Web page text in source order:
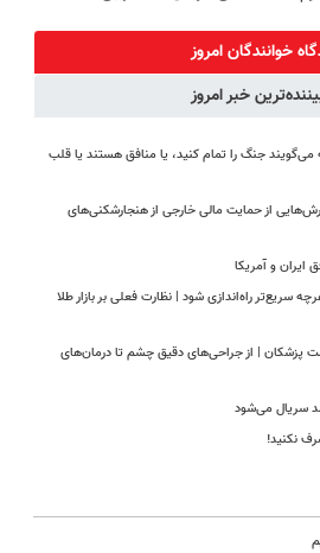
◗پرسش‌نامه◖
خوانندگان امروز
خبر امروز
جنگ را تمام کنید، یا منافق هستند یا قلب
از حمایت مالی خارجی از هنجارشکنی‌های
ایران و آمریکا
سریع‌تر راه‌اندازی شود | نظارت فعلی بر بازار طلا
پزشکان | از جراحی‌های دقیق چشم تا درمان‌های
سریال می‌شود
نکنید!